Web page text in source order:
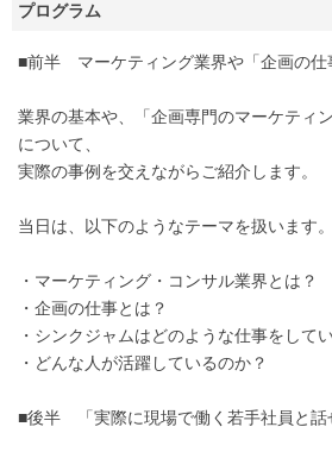
プログラム
■前半 マーケティング業界や「企画の仕
業界の基本や、「企画専門のマーケティ
について、
実際の事例を交えながらご紹介します。
当日は、以下のようなテーマを扱います。
・マーケティング・コンサル業界とは？
・企画の仕事とは？
・シンクジャムはどのような仕事をして
・どんな人が活躍しているのか？
■後半 「実際に現場で働く若手社員と話